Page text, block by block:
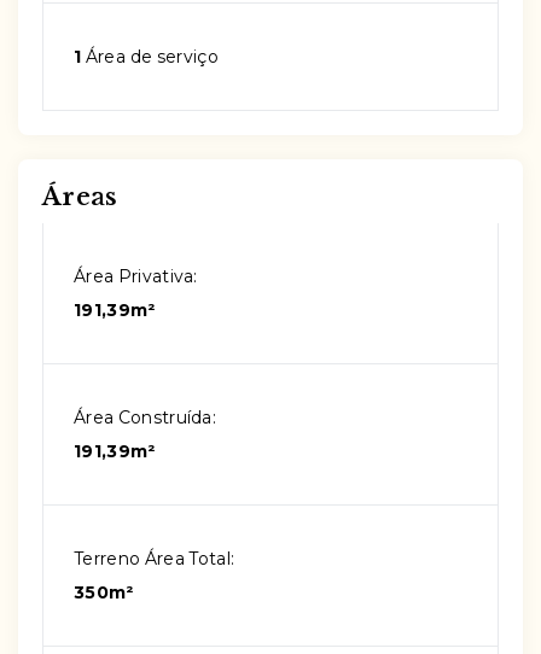
1 Área de serviço
Áreas
Área Privativa:
191,39m²
Área Construída:
191,39m²
Terreno Área Total:
350m²